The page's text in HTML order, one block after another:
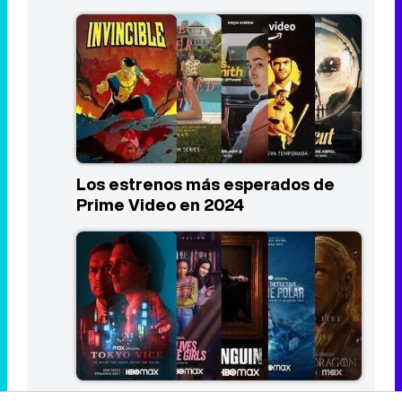
Los estrenos más esperados de
Prime Video en 2024